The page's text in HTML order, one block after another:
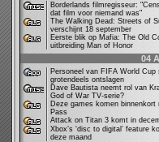
Borderlands filmregisseur:
dat film voor niemand was"
The Walking Dead: Streets of
verschijnt 18 september
Eerste blik op Mafia: The Old
uitbreiding Man of Honor
04
Personeel van FIFA World Cup
grotendeels ontslagen
Dave Bautista neemt rol van
God of War TV-serie?
Deze games komen binnenkort
Pass
Attack on Titan 3 komt in
Xbox’s ‘disc to digital’ feature
deze maand